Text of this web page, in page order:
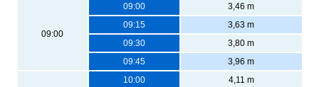
09:00
09:00
3,46 m
09:15
3,63 m
09:30
3,80 m
09:45
3,96 m
10:00
4,11 m